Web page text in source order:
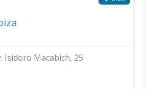
Isidoro Macabich, 25